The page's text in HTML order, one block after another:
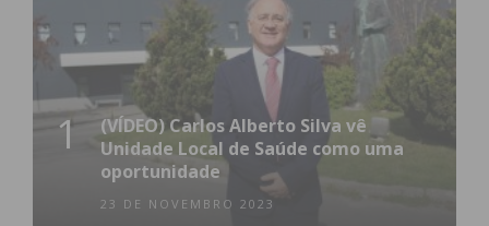
1
(VÍDEO) Carlos Alberto Silva vê
Unidade Local de Saúde como uma
oportunidade
23 DE NOVEMBRO 2023